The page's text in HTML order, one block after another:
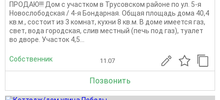
ПРОДАЮ!!! Дом с участком в Трусовском районе по ул. 5-я
Новослободская / 4-я Бондарная. Общая площадь дома 40,4
кв.м., состоит из 3 комнат, кухни 8 кв.м. В доме имеется газ,
свет, вода городская, слив местный (печь под газ), туалет
во дворе. Участок 4,5...
Собственник 11.07
Позвонить